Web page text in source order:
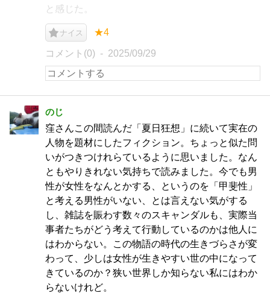
と感じた。
ナイス ★4
コメント(0) 2025/09/29
のじ
窪さんこの間読んだ「夏日狂想」に続いて実在の
人物を題材にしたフィクション。ちょっと似た問
いがつきつけれらているように思いました。なん
ともやりきれない気持ちで読みました。今でも男
性が女性をなんとかする、というのを「甲斐性」
と考える男性がいない、とは言えない気がする
し、雑誌を賑わす数々のスキャンダルも、実際当
事者たちがどう考えて行動しているのかは他人に
はわからない。この物語の時代の生きづらさが変
わって、少しは女性が生きやすい世の中になって
きているのか？狭い世界しか知らない私にはわか
らないけれど。